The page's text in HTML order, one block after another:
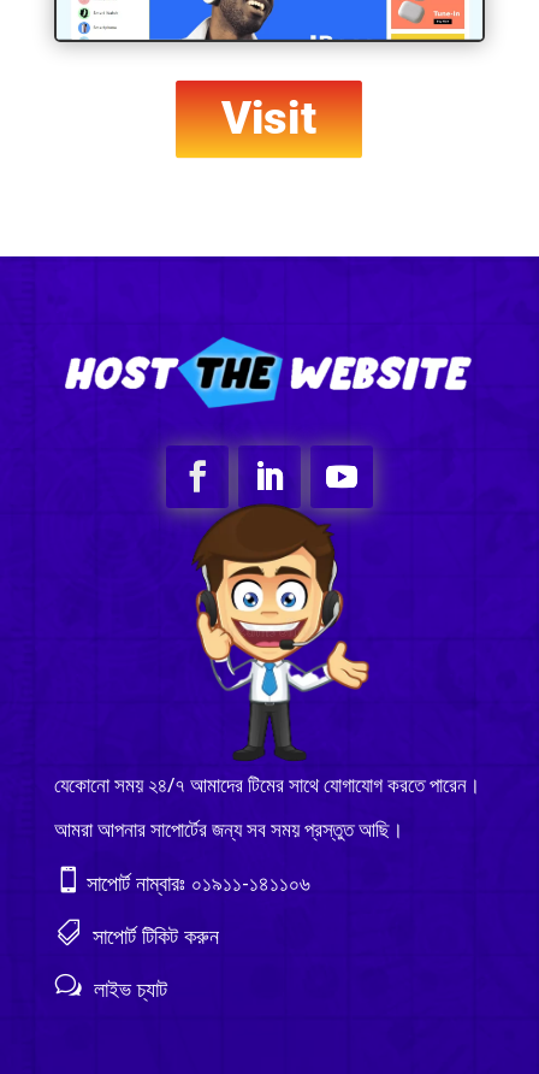
Visit
যেকোনো সময় ২৪/৭ আমাদের টিমের সাথে যোগাযোগ করতে পারেন।
আমরা আপনার সাপোর্টের জন্য সব সময় প্রস্তুত আছি।
 সাপোর্ট নাম্বারঃ ০১৯১১-১৪১১০৬
 সাপোর্ট টিকিট করুন
w লাইভ চ্যাট